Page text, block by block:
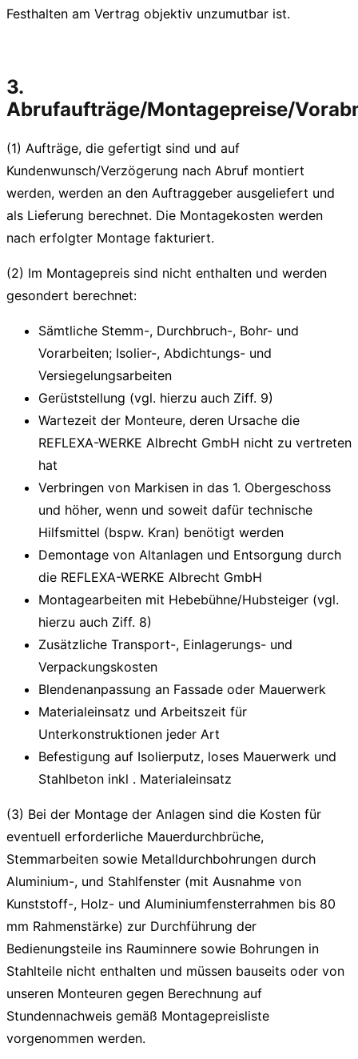
Festhalten am Vertrag objektiv unzumutbar ist.
3.
Abrufaufträge/Montagepreise/
(1) Aufträge, die gefertigt sind und auf
Kundenwunsch/Verzögerung nach Abruf montiert
werden, werden an den Auftraggeber ausgeliefert und
als Lieferung berechnet. Die Montagekosten werden
nach erfolgter Montage fakturiert.
(2) Im Montagepreis sind nicht enthalten und werden
gesondert berechnet:
Sämtliche Stemm-, Durchbruch-, Bohr- und
Vorarbeiten; Isolier-, Abdichtungs- und
Versiegelungsarbeiten
Gerüststellung (vgl. hierzu auch Ziff. 9)
Wartezeit der Monteure, deren Ursache die
REFLEXA-WERKE Albrecht GmbH nicht zu vertreten
hat
Verbringen von Markisen in das 1. Obergeschoss
und höher, wenn und soweit dafür technische
Hilfsmittel (bspw. Kran) benötigt werden
Demontage von Altanlagen und Entsorgung durch
die REFLEXA-WERKE Albrecht GmbH
Montagearbeiten mit Hebebühne/Hubsteiger (vgl.
hierzu auch Ziff. 8)
Zusätzliche Transport-, Einlagerungs- und
Verpackungskosten
Blendenanpassung an Fassade oder Mauerwerk
Materialeinsatz und Arbeitszeit für
Unterkonstruktionen jeder Art
Befestigung auf Isolierputz, loses Mauerwerk und
Stahlbeton inkl . Materialeinsatz
(3) Bei der Montage der Anlagen sind die Kosten für
eventuell erforderliche Mauerdurchbrüche,
Stemmarbeiten sowie Metalldurchbohrungen durch
Aluminium-, und Stahlfenster (mit Ausnahme von
Kunststoff-, Holz- und Aluminiumfensterrahmen bis 80
mm Rahmenstärke) zur Durchführung der
Bedienungsteile ins Rauminnere sowie Bohrungen in
Stahlteile nicht enthalten und müssen bauseits oder von
unseren Monteuren gegen Berechnung auf
Stundennachweis gemäß Montagepreisliste
vorgenommen werden.